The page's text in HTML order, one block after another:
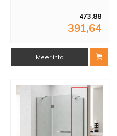
473,88
391,64
Meer info